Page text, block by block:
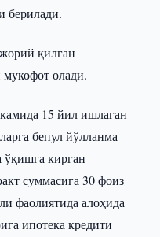
берилади.
қилган
олади.
15 йил ишлаган
бепул йўлланма
ўқишга кирган
суммасига 30 фоиз
фаолиятида алоҳида
ипотека кредити